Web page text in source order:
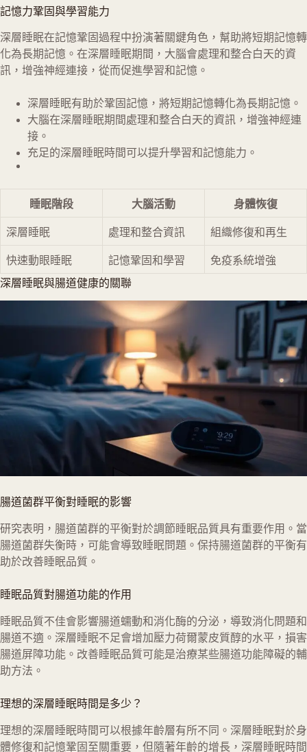
記憶力鞏固與學習能力
深層睡眠在記憶鞏固過程中扮演著關鍵角色，幫助將短期記憶轉
化為長期記憶。在深層睡眠期間，大腦會處理和整合白天的資
訊，增強神經連接，從而促進學習和記憶。
深層睡眠有助於鞏固記憶，將短期記憶轉化為長期記憶。
大腦在深層睡眠期間處理和整合白天的資訊，增強神經連
接。
充足的深層睡眠時間可以提升學習和記憶能力。
睡眠階段 大腦活動 身體恢復
深層睡眠 處理和整合資訊 組織修復和再生
快速動眼睡眠 記憶鞏固和學習
免疫系統增強
深層睡眠與腸道健康的關聯
腸道菌群平衡對睡眠的影響
研究表明，腸道菌群的平衡對於調節睡眠品質具有重要作用。當
腸道菌群失衡時，可能會導致睡眠問題。保持腸道菌群的平衡有
助於改善睡眠品質。
睡眠品質對腸道功能的作用
睡眠品質不佳會影響腸道蠕動和消化酶的分泌，導致消化問題和
腸道不適。深層睡眠不足會增加壓力荷爾蒙皮質醇的水平，損害
腸道屏障功能。改善睡眠品質可能是治療某些腸道功能障礙的輔
助方法。
理想的深層睡眠時間是多少？
理想的深層睡眠時間可以根據年齡層有所不同。深層睡眠對於身
體修復和記憶鞏固至關重要，但隨著年齡的增長，深層睡眠時間